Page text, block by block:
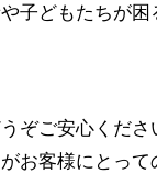
子どもたちが
ぞご安心くださ
お客様にとって